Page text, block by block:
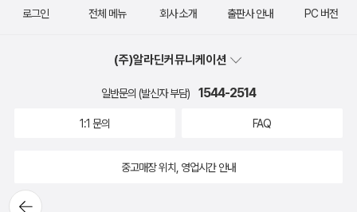
뒤로가
로그인 전체 메뉴 회사 소개 출판사 안내 PC 버전
(주)알라딘커뮤니케이션
일반문의 (발신자 부담) 1544-2514
1:1 문의 FAQ
중고매장 위치, 영업시간 안내